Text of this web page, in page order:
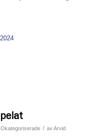
Okategoriserade / avArvid